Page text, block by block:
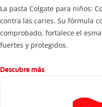
La pasta Colgate para niños:
contra las caries. Su fórmula
comprobado, fortalece el
fuertes y protegidos.
Descubre más